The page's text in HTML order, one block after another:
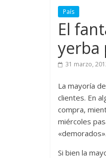
País
El
yerba
31 marzo,
La mayoría
clientes. En
compra,
miércoles
«demorados».
Si bien la